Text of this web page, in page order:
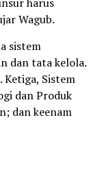
Wagub.
sistem
dan tata kelola.
Ketiga, Sistem
dan Produk
dan keenam